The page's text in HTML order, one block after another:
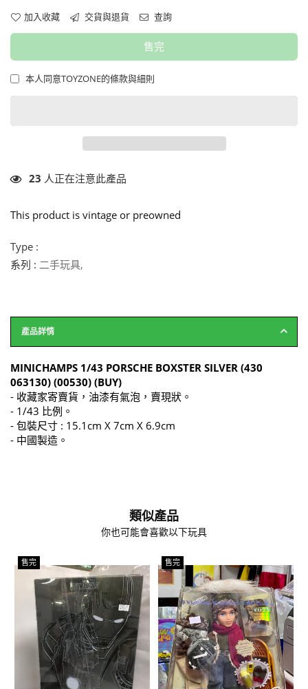
加入收藏 交貨與退貨 查詢
售完
本人同意TOYZONE的條款與細則
23 人正在注意此產品
This product is vintage or preowned
Type :
系列 : 二手玩具,
產品詳情
MINICHAMPS 1/43 PORSCHE BOXSTER SILVER (430
063130) (00530) (BUY)
- 收藏家寄賣貨，油漆有氣泡，賣現狀。
- 1/43 比例。
- 包裝尺寸 : 15.1cm X 7cm X 6.9cm
- 中國製造。
類似產品
你也可能會喜歡以下玩具
售完 售完